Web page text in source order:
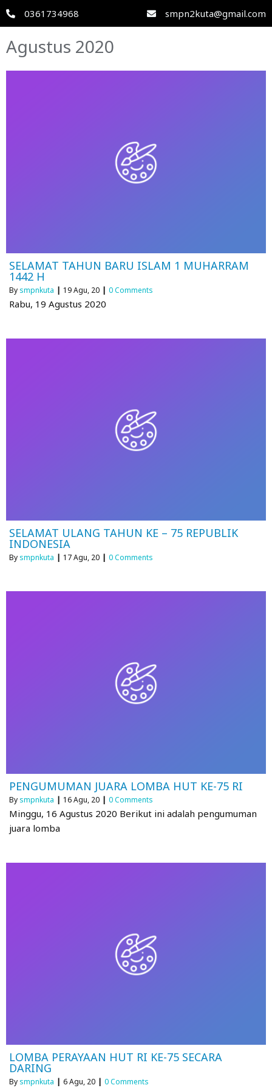
0361734968 smpn2kuta@gmail.com
Agustus 2020
SELAMAT TAHUN BARU ISLAM 1 MUHARRAM
1442 H
By smpnkuta | 19Agu, 20 | 0 Comments
Rabu, 19 Agustus 2020
SELAMAT ULANG TAHUN KE – 75 REPUBLIK
INDONESIA
By smpnkuta | 17Agu, 20 | 0 Comments
PENGUMUMAN JUARA LOMBA HUT KE-75 RI
By smpnkuta | 16Agu, 20 | 0 Comments
Minggu, 16 Agustus 2020 Berikut ini adalah pengumuman
juara lomba
LOMBA PERAYAAN HUT RI KE-75 SECARA
DARING
By smpnkuta | 6Agu, 20 | 0 Comments